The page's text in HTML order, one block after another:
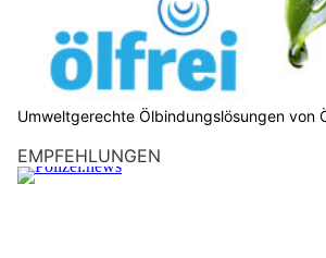
Umweltgerechte Ölbindungslösungen von
EMPFEHLUNGEN